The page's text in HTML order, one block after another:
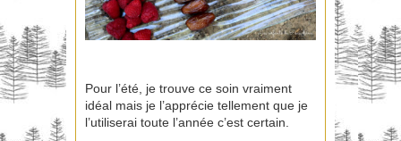
Pour l’été, je trouve ce soin vraiment
idéal mais je l’apprécie tellement que je
l’utiliserai toute l’année c’est certain.